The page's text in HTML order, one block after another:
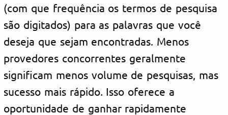
(com que frequência os termos de pesquisa
são digitados) para as palavras que você
deseja que sejam encontradas. Menos
provedores concorrentes geralmente
significam menos volume de pesquisas, mas
sucesso mais rápido. Isso oferece a
oportunidade de ganhar rapidamente